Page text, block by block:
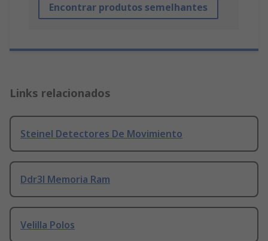
Encontrar produtos semelhantes
Links relacionados
Steinel Detectores De Movimiento
Ddr3l Memoria Ram
Velilla Polos